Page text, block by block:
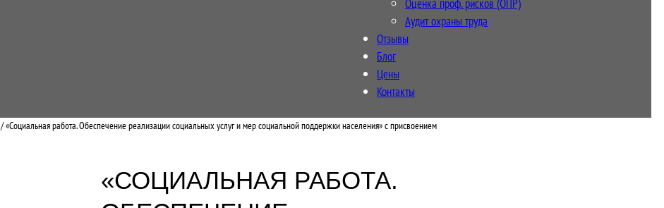
Аудит охраны труда
Отзывы
Блог
Цены
Контакты
/ «Социальная работа. Обеспечение реализации социальных услуг и мер социальной поддержки населения» с присвоением
«СОЦИАЛЬНАЯ РАБОТА.